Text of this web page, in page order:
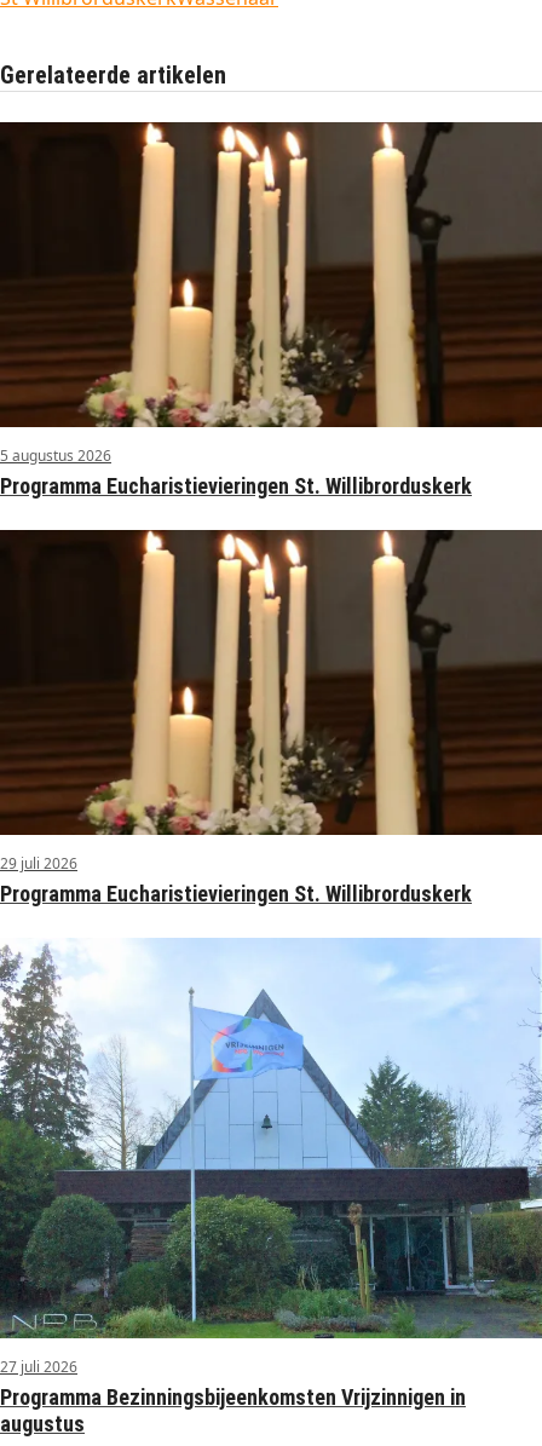
Gerelateerde artikelen
5 augustus 2026
Programma Eucharistievieringen St. Willibrorduskerk
29 juli 2026
Programma Eucharistievieringen St. Willibrorduskerk
27 juli 2026
Programma Bezinningsbijeenkomsten Vrijzinnigen in
augustus